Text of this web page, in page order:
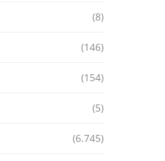
(8)
(146)
(154)
(5)
(6.745)